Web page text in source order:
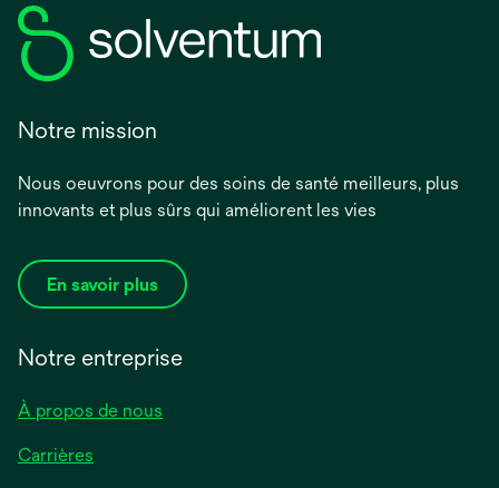
Notre mission
Nous oeuvrons pour des soins de santé meilleurs, plus
innovants et plus sûrs qui améliorent les vies
En savoir plus
Notre entreprise
À propos de nous
Carrières